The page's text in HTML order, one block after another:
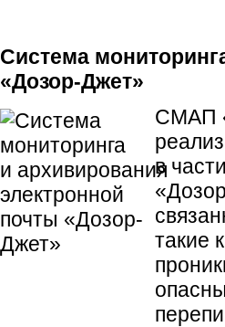
Система
«Дозор-Джет»
СМАП
в
«
такие